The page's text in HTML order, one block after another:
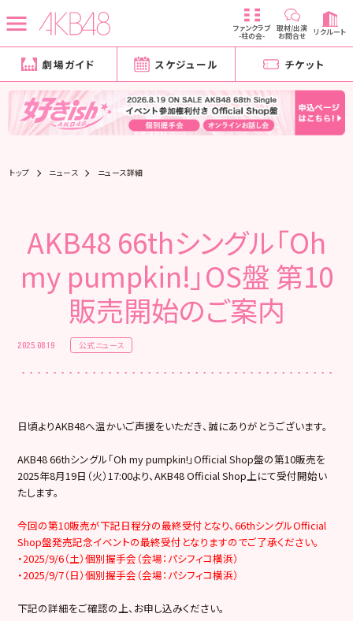
ファンクラブ
-柱の会-
取材/出演
お問合せ リクルート
劇場ガイド スケジュール チケット
トップ ニュース ニュース詳細
AKB48 66thシングル「Oh
my pumpkin!」OS盤 第10
販売開始のご案内
2025.08.19 公式ニュース
日頃よりAKB48へ温かいご声援をいただき、誠にありがとうございます。
AKB48 66thシングル「Oh my pumpkin!」Official Shop盤の第10販売を
2025年8月19日（火）17:00より、AKB48 Official Shop上にて受付開始い
たします。
今回の第10販売が下記日程分の最終受付となり、66thシングルOfficial
Shop盤発売記念イベントの最終受付となりますのでご了承ください。
・2025/9/6（土）個別握手会（会場：パシフィコ横浜）
・2025/9/7（日）個別握手会（会場：パシフィコ横浜）
下記の詳細をご確認の上、お申し込みください。